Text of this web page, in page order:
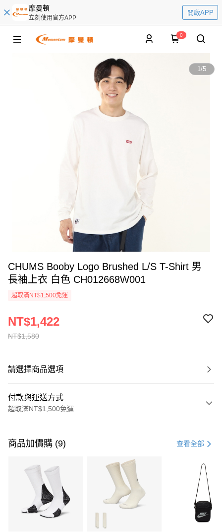
摩曼頓
立刻使用官方APP
開啟APP
0
1/5
CHUMS Booby Logo Brushed L/S T-Shirt 男
長袖上衣 白色 CH012668W001
超取滿NT$1,500免運
NT$1,580
NT$1,422
請選擇商品選項
付款與運送方式
超取滿NT$1,500免運
信用卡一次付款
3 期 0 利率 每期 21家銀行
合作金庫商業銀行
第一商業銀行
華南商業銀行
彰化商業銀行
上海商業儲蓄銀行
Apple Pay
商品加價購 (9) 查看全部